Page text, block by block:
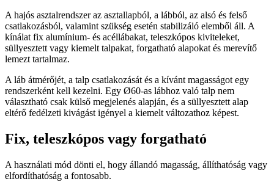
A hajós asztalrendszer az asztallapból, a lábból, az alsó és felső
csatlakozásból, valamint szükség esetén stabilizáló elemből áll. A
kínálat fix alumínium- és acéllábakat, teleszkópos kiviteleket,
süllyesztett vagy kiemelt talpakat, forgatható alapokat és merevítő
lemezt tartalmaz.
A láb átmérőjét, a talp csatlakozását és a kívánt magasságot egy
rendszerként kell kezelni. Egy Ø60-as lábhoz való talp nem
választható csak külső megjelenés alapján, és a süllyesztett alap
eltérő fedélzeti kivágást igényel a kiemelt változathoz képest.
Fix, teleszkópos vagy forgatható
A használati mód dönti el, hogy állandó magasság, állíthatóság vagy
elfordíthatóság a fontosabb.